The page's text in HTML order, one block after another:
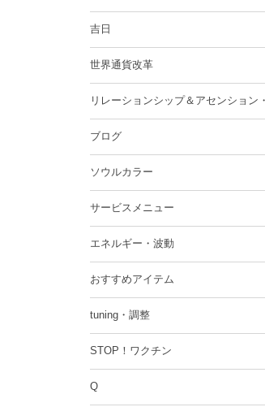
吉日
世界通貨改革
リレーションシップ＆アセンション
ブログ
ソウルカラー
サービスメニュー
エネルギー・波動
おすすめアイテム
tuning・調整
STOP！ワクチン
Q